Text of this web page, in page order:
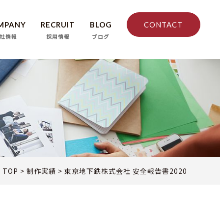
情報
RECRUIT
採用情報
BLOG
ブログ
CONTACT
TOP > 制作実績 > 東京地下鉄株式会社 安全報告書2020